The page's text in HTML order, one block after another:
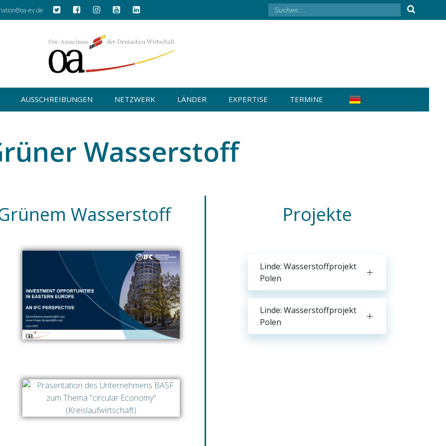
ev.de
AUSSCHREIBUNGEN NETZWERK LÄNDER EXPERTISE TERMINE
Wasserstoff
Wasserstoff Projekte
Linde: Wasserstoffprojekt
Polen
Linde: Wasserstoffprojekt
Polen